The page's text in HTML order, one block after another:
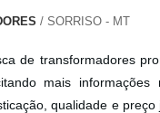
/ SORRISO - MT
de transformadores
mais
qualidade e